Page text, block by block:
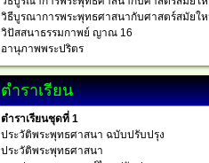
วิธีบูรณาการพระพุทธศาสนากับศาสตร์สมัยใ
วิปัสสนาธรรมกาพย์ ญาณ 16
อานุภาพพระปริตร
ตำราเรียน
ตำราเรียนชุดที่ 1
ประวัติพระพุทธศาสนา ฉบับปรับปรุง
ประวัติพระพุทธศาสนา